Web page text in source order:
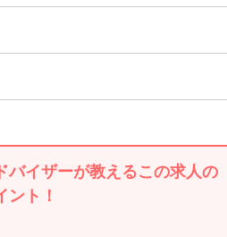
バイザーが教えるこの求人の
ント！